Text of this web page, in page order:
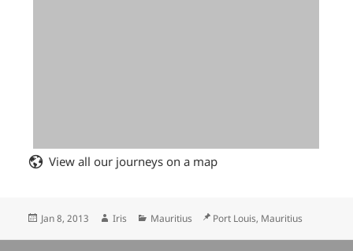
View all our journeys on a map
Posted
Jan 8, 2013 Author
Iris Categories
Mauritius Location
Port Louis, Mauritius